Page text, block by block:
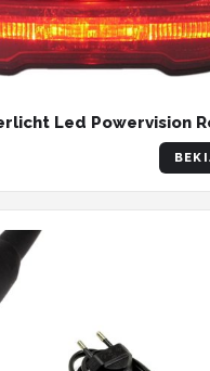
Led Powervision